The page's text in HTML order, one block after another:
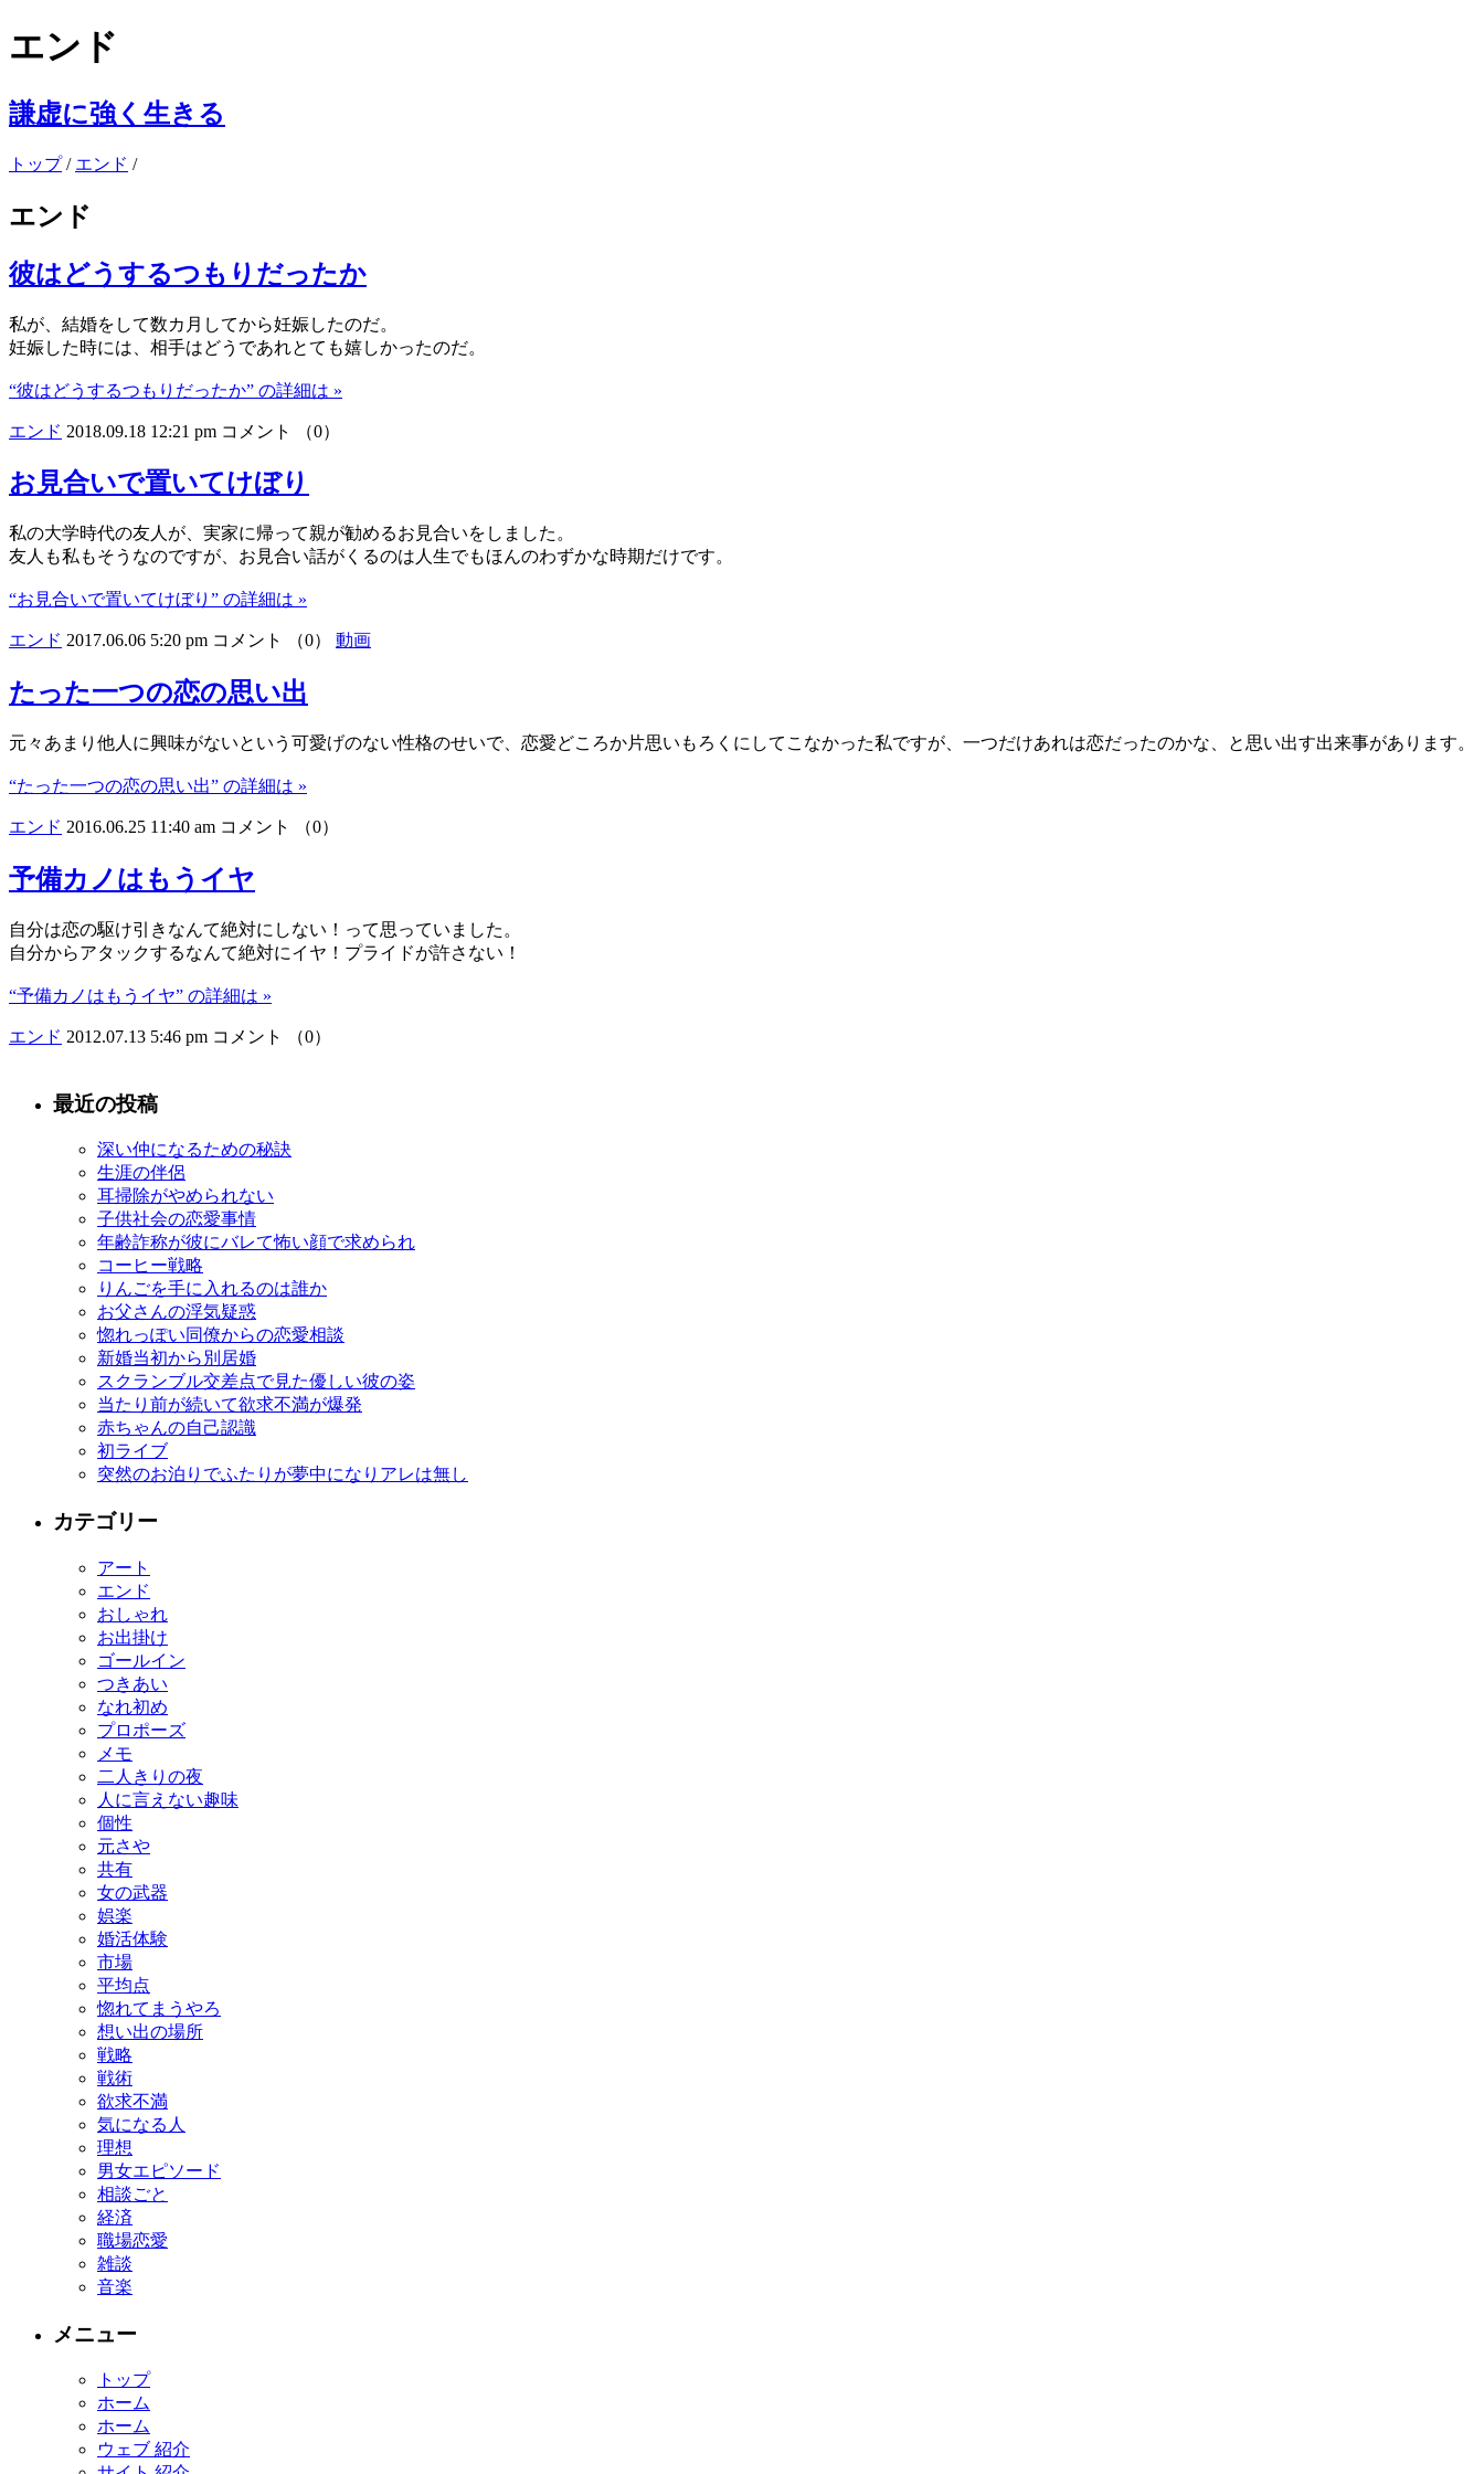
エンド
謙虚に強く生きる
トップ/ エンド /
エンド
彼はどうするつもりだったか
私が、結婚をして数カ月してから妊娠したのだ。
妊娠した時には、相手はどうであれとても嬉しかったのだ。
“彼はどうするつもりだったか” の詳細は »
エンド 2018.09.18 12:21 pm コメント （0）
お見合いで置いてけぼり
私の大学時代の友人が、実家に帰って親が勧めるお見合いをしました。
友人も私もそうなのですが、お見合い話がくるのは人生でもほんのわずかな時期だけです。
“お見合いで置いてけぼり” の詳細は »
エンド 2017.06.06 5:20 pm コメント （0） 動画
たった一つの恋の思い出
元々あまり他人に興味がないという可愛げのない性格のせいで、恋愛どころか片思いもろくにしてこなかった私ですが、一つだけあれは恋だったのかな、と思い出す出来事があります。
“たった一つの恋の思い出” の詳細は »
エンド 2016.06.25 11:40 am コメント （0）
予備カノはもうイヤ
自分は恋の駆け引きなんて絶対にしない！って思っていました。
自分からアタックするなんて絶対にイヤ！プライドが許さない！
“予備カノはもうイヤ” の詳細は »
エンド 2012.07.13 5:46 pm コメント （0）
最近の投稿
深い仲になるための秘訣
生涯の伴侶
耳掃除がやめられない
子供社会の恋愛事情
年齢詐称が彼にバレて怖い顔で求められ
コーヒー戦略
りんごを手に入れるのは誰か
お父さんの浮気疑惑
惚れっぽい同僚からの恋愛相談
新婚当初から別居婚
スクランブル交差点で見た優しい彼の姿
当たり前が続いて欲求不満が爆発
赤ちゃんの自己認識
初ライブ
突然のお泊りでふたりが夢中になりアレは無し
カテゴリー
アート
エンド
おしゃれ
お出掛け
ゴールイン
つきあい
なれ初め
プロポーズ
メモ
二人きりの夜
人に言えない趣味
個性
元さや
共有
女の武器
娯楽
婚活体験
市場
平均点
惚れてまうやろ
想い出の場所
戦略
戦術
欲求不満
気になる人
理想
男女エピソード
相談ごと
経済
職場恋愛
雑談
音楽
メニュー
トップ
ホーム
ホーム
ウェブ 紹介